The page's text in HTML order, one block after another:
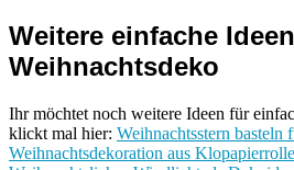
Weitere einfache
Weihnachtsdeko
Ihr möchtet noch weitere Ideen für
klickt mal hier: Weihnachtsstern basteln
Weihnachtsdekoration aus